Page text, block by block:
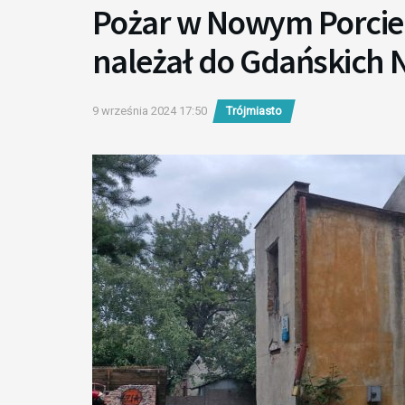
Pożar w Nowym
należał do Gdańskich
9 września 2024 17:50 Trójmiasto